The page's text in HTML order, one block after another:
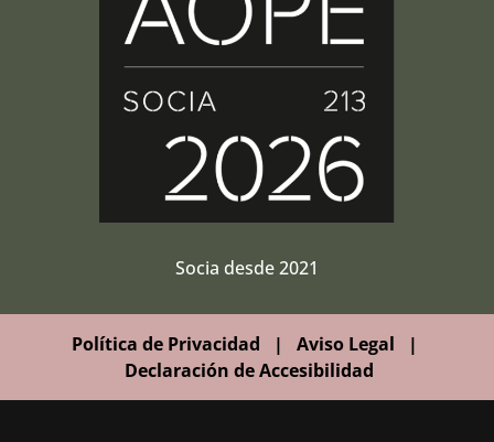
Socia desde 2021
Política de Privacidad | Aviso Legal |
Declaración de Accesibilidad